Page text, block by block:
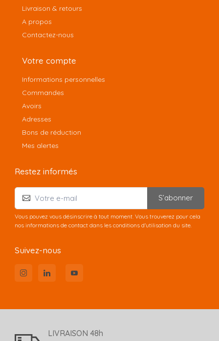
Livraison & retours
A propos
Contactez-nous
Votre compte
Informations personnelles
Commandes
Avoirs
Adresses
Bons de réduction
Mes alertes
Restez informés
S’abonner
Vous pouvez vous désinscrire à tout moment. Vous trouverez pour cela
nos informations de contact dans les conditions d'utilisation du site.
Suivez-nous
LIVRAISON 48h